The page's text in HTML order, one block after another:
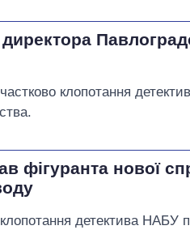
клопотання
фігуранта нової
детектива НАБУ